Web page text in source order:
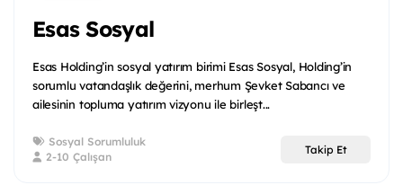
Esas Sosyal
Esas Holding’in sosyal yatırım birimi Esas Sosyal, Holding’in
sorumlu vatandaşlık değerini, merhum Şevket Sabancı ve
ailesinin topluma yatırım vizyonu ile birleşt...
Sosyal Sorumluluk
2-10 Çalışan
Takip Et